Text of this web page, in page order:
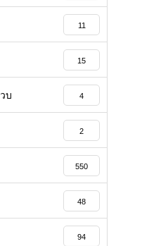
11
15
บ 4
2
550
48
94